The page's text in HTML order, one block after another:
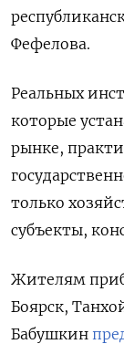
Фефелова.
Реальных
которые
рынке,
только
субъекты,
Жителям
Боярск,
Бабушкин